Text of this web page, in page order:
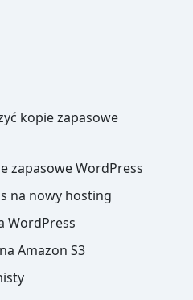
kopie zapasowe
zapasowe WordPress
na nowy hosting
WordPress
Amazon S3